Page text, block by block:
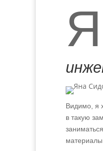
Видимо, я
в такую